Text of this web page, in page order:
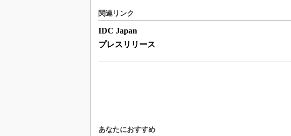
関連リンク
IDC Japan
プレスリリース
あなたにおすすめ